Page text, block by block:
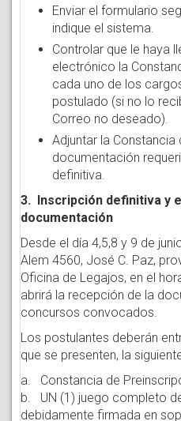
Enviar el formulario
indique el sistema.
Controlar que le haya
electrónico la
cada uno de los
postulado (si no lo
Correo no deseado).
Adjuntar la
documentación
definitiva.
3. Inscripción definitiva y
documentación
Desde el día 4,5,8 y 9 de
Alem 4560, José C. Paz,
Oficina de Legajos, en el
abrirá la recepción de la
concursos convocados.
Los postulantes deberán
que se presenten, la
a. Constancia de
b. UN (1) juego completo
debidamente firmada en